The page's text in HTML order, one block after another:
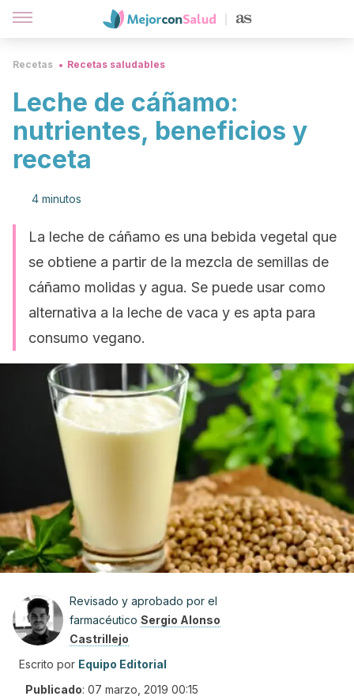
Recetas Recetas saludables
Leche de cáñamo:
nutrientes, beneficios y
receta
4 minutos
La leche de cáñamo es una bebida vegetal que
se obtiene a partir de la mezcla de semillas de
cáñamo molidas y agua. Se puede usar como
alternativa a la leche de vaca y es apta para
consumo vegano.
Revisado y aprobado por el
farmacéutico Sergio Alonso
Castrillejo
Escrito por Equipo Editorial
Publicado: 07 marzo, 2019 00:15